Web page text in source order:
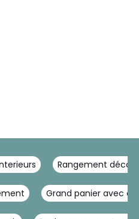
Rangement déco
Grand panier avec